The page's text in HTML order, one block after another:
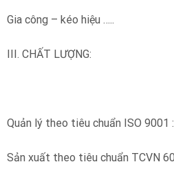
Gia công – kéo hiệu …..
III. CHẤT LƯỢNG:
Quản lý theo tiêu chuẩn ISO 9001
Sản xuất theo tiêu chuẩn TCVN